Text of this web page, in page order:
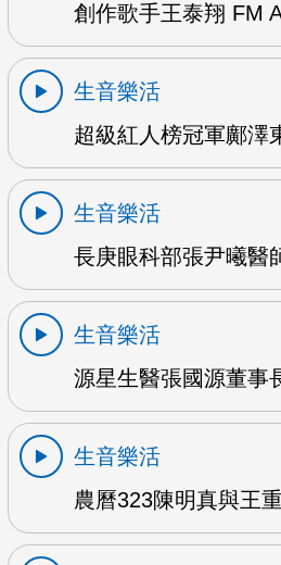
創作歌手王泰翔 FM
生音樂活
超級紅人榜冠軍鄺澤
生音樂活
長庚眼科部張尹曦醫
生音樂活
源星生醫張國源董事
生音樂活
農曆323陳明真與王